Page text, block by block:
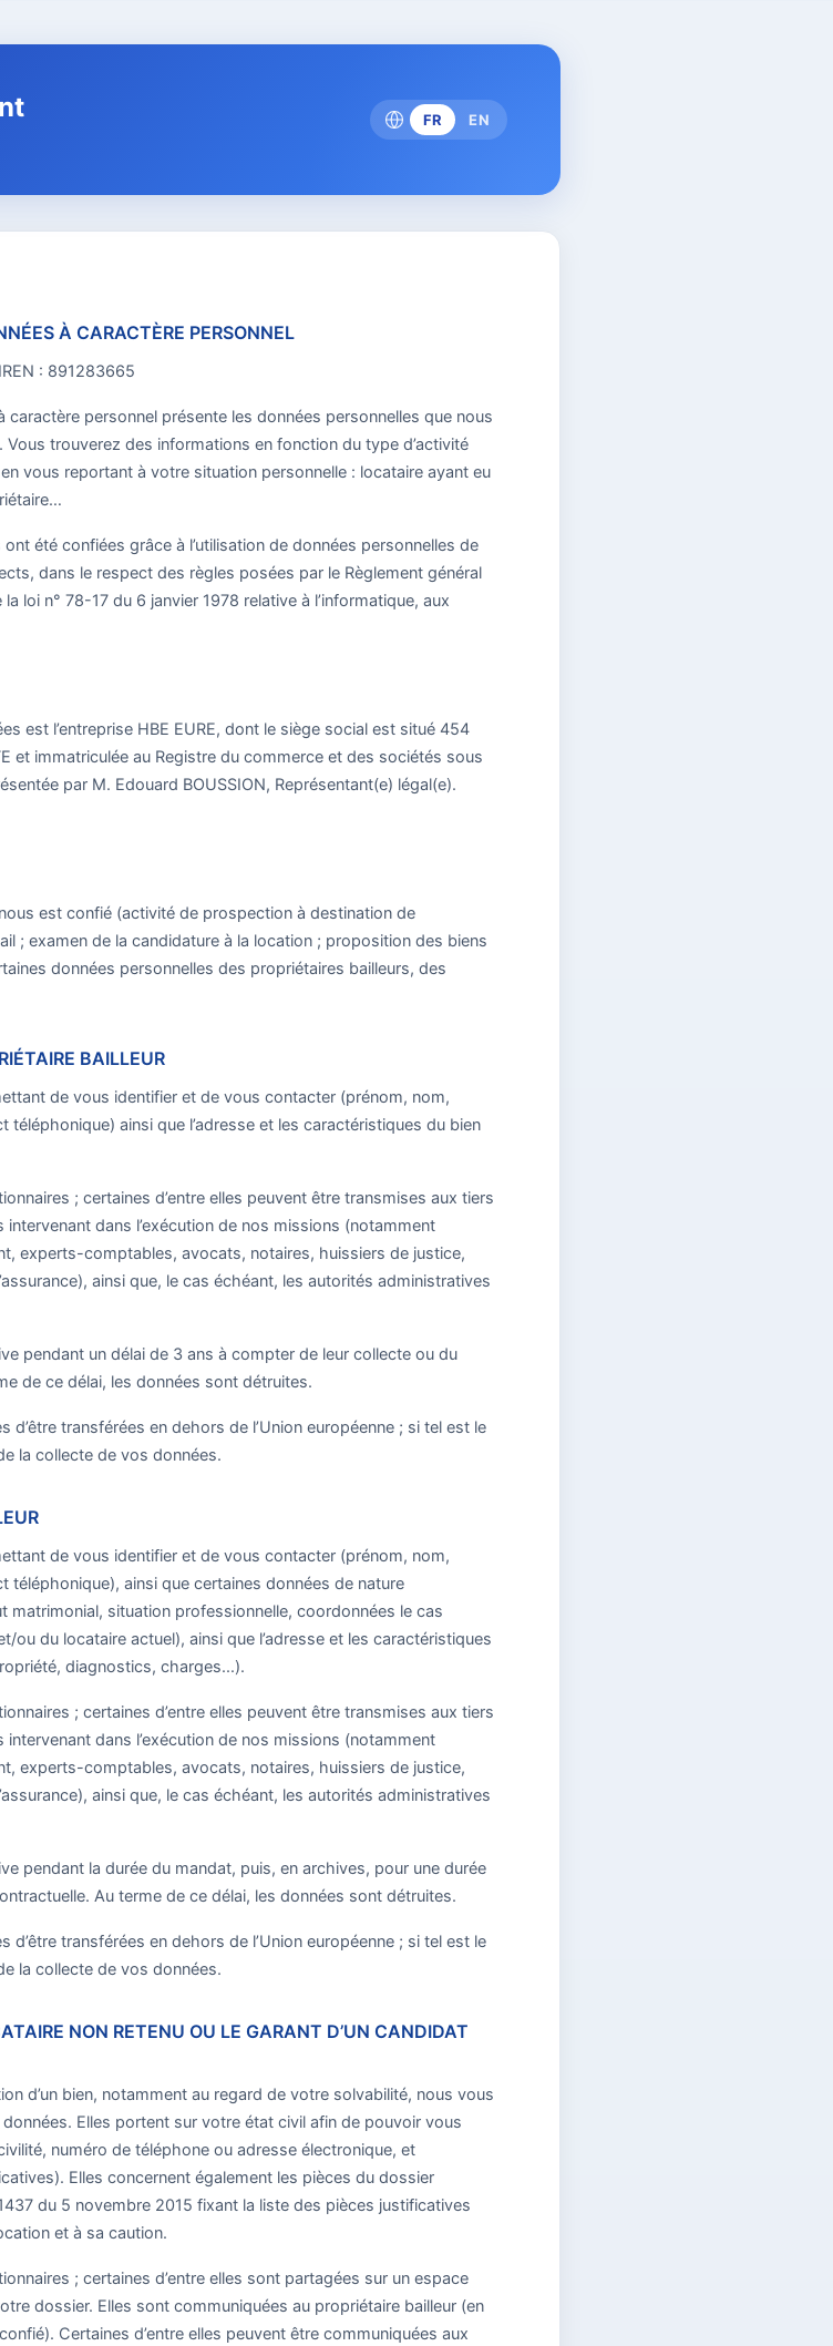
FR EN
À CARACTÈRE PERSONNEL
: 891283665
personnel présente les données personnelles que nous
trouverez des informations en fonction du type d’activité
vous reportant à votre situation personnelle : locataire ayant eu
été confiées grâce à l’utilisation de données personnelles de
dans le respect des règles posées par le Règlement général
loi n° 78-17 du 6 janvier 1978 relative à l’informatique, aux
est l’entreprise HBE EURE, dont le siège social est situé 454
et immatriculée au Registre du commerce et des sociétés sous
par M. Edouard BOUSSION, Représentant(e) légal(e).
est confié (activité de prospection à destination de
; examen de la candidature à la location ; proposition des biens
données personnelles des propriétaires bailleurs, des
BAILLEUR
de vous identifier et de vous contacter (prénom, nom,
ainsi que l’adresse et les caractéristiques du bien
; certaines d’entre elles peuvent être transmises aux tiers
dans l’exécution de nos missions (notamment
experts-comptables, avocats, notaires, huissiers de justice,
ainsi que, le cas échéant, les autorités administratives
pendant un délai de 3 ans à compter de leur collecte ou du
de ce délai, les données sont détruites.
transférées en dehors de l’Union européenne ; si tel est le
la collecte de vos données.
de vous identifier et de vous contacter (prénom, nom,
ainsi que certaines données de nature
matrimonial, situation professionnelle, coordonnées le cas
ou du locataire actuel), ainsi que l’adresse et les caractéristiques
diagnostics, charges...).
; certaines d’entre elles peuvent être transmises aux tiers
dans l’exécution de nos missions (notamment
experts-comptables, avocats, notaires, huissiers de justice,
ainsi que, le cas échéant, les autorités administratives
pendant la durée du mandat, puis, en archives, pour une durée
Au terme de ce délai, les données sont détruites.
transférées en dehors de l’Union européenne ; si tel est le
la collecte de vos données.
NON RETENU OU LE GARANT D’UN CANDIDAT
d’un bien, notamment au regard de votre solvabilité, nous vous
Elles portent sur votre état civil afin de pouvoir vous
numéro de téléphone ou adresse électronique, et
Elles concernent également les pièces du dossier
du 5 novembre 2015 fixant la liste des pièces justificatives
et à sa caution.
; certaines d’entre elles sont partagées sur un espace
dossier. Elles sont communiquées au propriétaire bailleur (en
Certaines d’entre elles peuvent être communiquées aux